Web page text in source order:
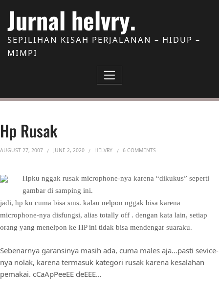
Jurnal helvry.
SEPILIHAN KISAH PERJALANAN – HIDUP –
MIMPI
Hp Rusak
AUGUST 27, 2007 JUNE 2, 2020 HELVRY 6 COMMENTSON HP RUSAK
Hpku nggak rusak microphone-nya karena “dikukus” seperti
gambar di samping ini.
jadi, hp ku cuma bisa sms. kalau nelpon nggak bisa karena
microphone-nya disfungsi, alias totally off . dengan kata lain, setiap
orang yang menelpon ke HP ini tidak bisa mendengar suaraku.
Sebenarnya garansinya masih ada, cuma males aja…pasti sevice-
nya nolak, karena termasuk kategori rusak karena kesalahan
pemakai. cCaApPeeEE deEEE…